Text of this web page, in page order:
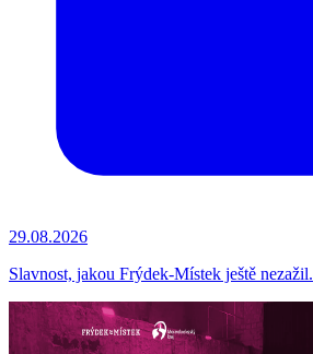
29.08.2026
Slavnost, jakou Frýdek-Místek ještě nezažil.